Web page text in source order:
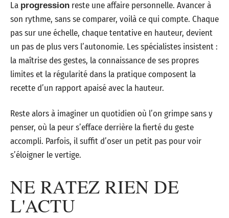
La progression reste une affaire personnelle. Avancer à
son rythme, sans se comparer, voilà ce qui compte. Chaque
pas sur une échelle, chaque tentative en hauteur, devient
un pas de plus vers l’autonomie. Les spécialistes insistent :
la maîtrise des gestes, la connaissance de ses propres
limites et la régularité dans la pratique composent la
recette d’un rapport apaisé avec la hauteur.
Reste alors à imaginer un quotidien où l’on grimpe sans y
penser, où la peur s’efface derrière la fierté du geste
accompli. Parfois, il suffit d’oser un petit pas pour voir
s’éloigner le vertige.
NE RATEZ RIEN DE
L'ACTU